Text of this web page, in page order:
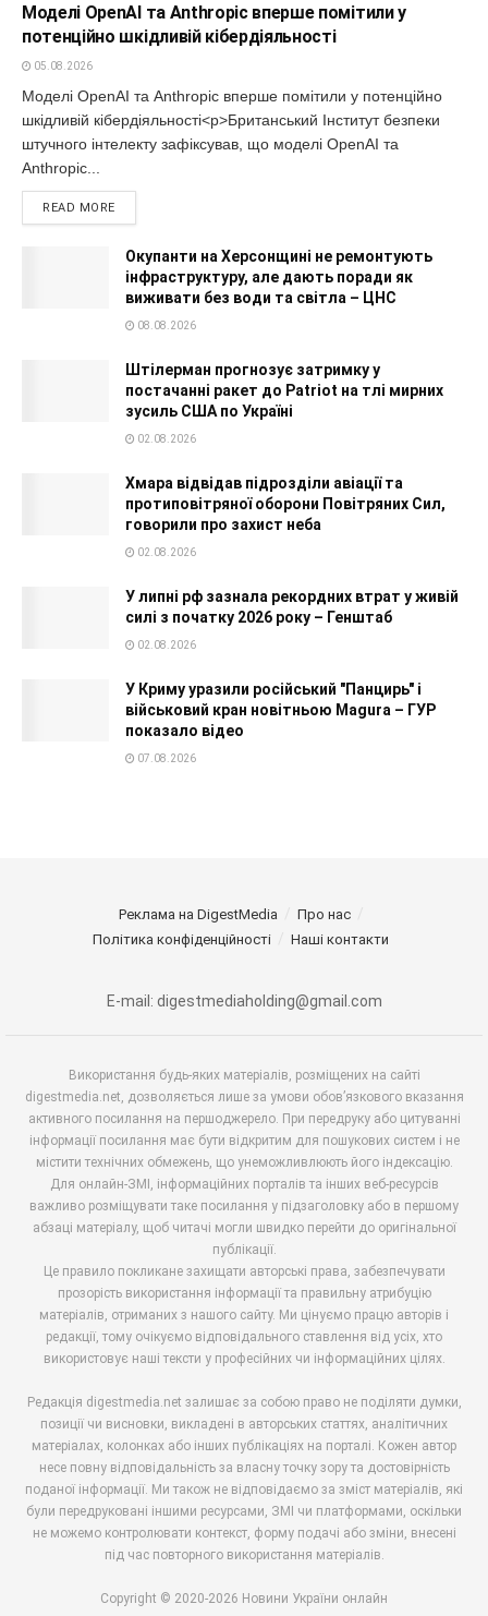
Моделі OpenAI та Anthropic вперше помітили у
потенційно шкідливій кібердіяльності
05.08.2026
Моделі OpenAI та Anthropic вперше помітили у потенційно
шкідливій кібердіяльності<p>Британський Інститут безпеки
штучного інтелекту зафіксував, що моделі OpenAI та
Anthropic...
READ MORE
Окупанти на Херсонщині не ремонтують
інфраструктуру, але дають поради як
виживати без води та світла – ЦНС
08.08.2026
Штілерман прогнозує затримку у
постачанні ракет до Patriot на тлі мирних
зусиль США по Україні
02.08.2026
Хмара відвідав підрозділи авіації та
протиповітряної оборони Повітряних Сил,
говорили про захист неба
02.08.2026
У липні рф зазнала рекордних втрат у живій
силі з початку 2026 року – Генштаб
02.08.2026
У Криму уразили російський "Панцирь" і
військовий кран новітньою Magura – ГУР
показало відео
07.08.2026
Реклама на DigestMedia
Про нас
Політика конфіденційності
Наші контакти
E-mail: digestmediaholding@gmail.com
Використання будь-яких матеріалів, розміщених на сайті
digestmedia.net, дозволяється лише за умови обов’язкового вказання
активного посилання на першоджерело. При передруку або цитуванні
інформації посилання має бути відкритим для пошукових систем і не
містити технічних обмежень, що унеможливлюють його індексацію.
Для онлайн-ЗМІ, інформаційних порталів та інших веб-ресурсів
важливо розміщувати таке посилання у підзаголовку або в першому
абзаці матеріалу, щоб читачі могли швидко перейти до оригінальної
публікації.
Це правило покликане захищати авторські права, забезпечувати
прозорість використання інформації та правильну атрибуцію
матеріалів, отриманих з нашого сайту. Ми цінуємо працю авторів і
редакції, тому очікуємо відповідального ставлення від усіх, хто
використовує наші тексти у професійних чи інформаційних цілях.
Редакція digestmedia.net залишає за собою право не поділяти думки,
позиції чи висновки, викладені в авторських статтях, аналітичних
матеріалах, колонках або інших публікаціях на порталі. Кожен автор
несе повну відповідальність за власну точку зору та достовірність
поданої інформації. Ми також не відповідаємо за зміст матеріалів, які
були передруковані іншими ресурсами, ЗМІ чи платформами, оскільки
не можемо контролювати контекст, форму подачі або зміни, внесені
під час повторного використання матеріалів.
Copyright © 2020-2026 Новини України онлайн